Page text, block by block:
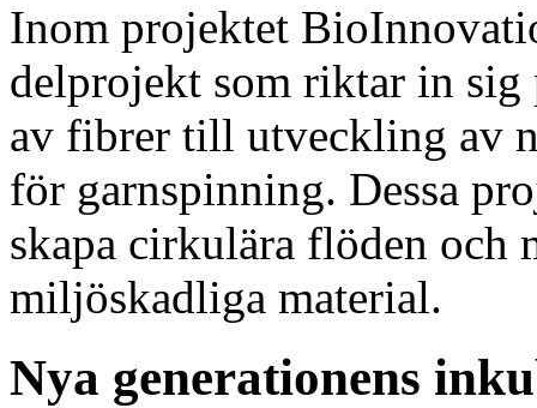
Inom projektet
delprojekt som riktar in
av fibrer till utveckling av
för garnspinning. Dessa
skapa cirkulära flöden och
miljöskadliga material.
Nya generationens